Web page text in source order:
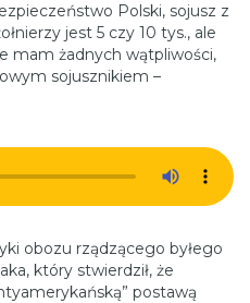
Polski, sojusz z
jest 5 czy 10 tys., ale
mam żadnych wątpliwości,
sojusznikiem –
obozu rządzącego byłego
który stwierdził, że
postawą